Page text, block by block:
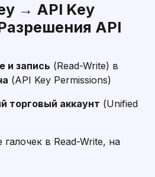
→ API Key
API
и запись (Read-Write) в
(API Key Permissions)
торговый аккаунт (Unified
в Read-Write, на